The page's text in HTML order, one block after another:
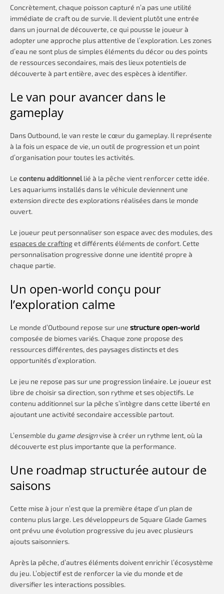
Concrètement, chaque poisson capturé n’a pas une utilité
immédiate de craft ou de survie. Il devient plutôt une entrée
dans un journal de découverte, ce qui pousse le joueur à
adopter une approche plus attentive de l’exploration. Les zones
d’eau ne sont plus de simples éléments du décor ou des points
de ressources secondaires, mais des lieux potentiels de
découverte à part entière, avec des espèces à identifier.
Le van pour avancer dans le
gameplay
Dans Outbound, le van reste le cœur du gameplay. Il représente
à la fois un espace de vie, un outil de progression et un point
d’organisation pour toutes les activités.
Le contenu additionnellié à la pêche vient renforcer cette idée.
Les aquariums installés dans le véhicule deviennent une
extension directe des explorations réalisées dans le monde
ouvert.
Le joueur peut personnaliser son espace avec des modules, des
espaces de craftinget différents éléments de confort. Cette
personnalisation progressive donne une identité propre à
chaque partie.
Un open-world conçu pour
l’exploration calme
Le monde d’Outbound repose sur une structure open-world
composée de biomes variés. Chaque zone propose des
ressources différentes, des paysages distincts et des
opportunités d’exploration.
Le jeu ne repose pas sur une progression linéaire. Le joueur est
libre de choisir sa direction, son rythme et ses objectifs. Le
contenu additionnel sur la pêche s’intègre dans cette liberté en
ajoutant une activité secondaire accessible partout.
L’ensemble du game designvise à créer un rythme lent, où la
découverte est plus importante que la performance.
Une roadmap structurée autour de
saisons
Cette mise à jour n’est que la première étape d’un plan de
contenu plus large. Les développeurs de Square Glade Games
ont prévu une évolution progressive du jeu avec plusieurs
ajouts saisonniers.
Après la pêche, d’autres éléments doivent enrichir l’écosystème
du jeu. L’objectif est de renforcer la vie du monde et de
diversifier les interactions possibles.